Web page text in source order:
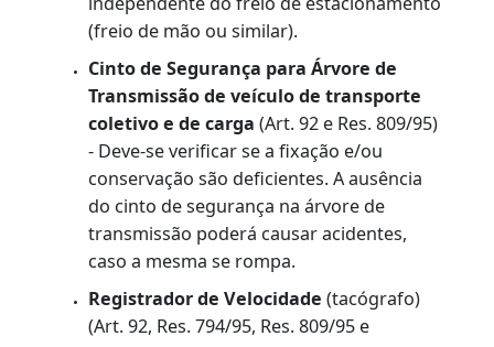
do circuito elétrico do veículo(triângulo
de segurança) (Art. 92, Res. 604/82 e Res.
809/95) - Deve-se verificar a conservação
do equipamento. O triângulo de
segurança indica aos motoristas que há
um veículo parado e/ou avariado à frente.
A figura geométrica triangular, por
convenção internacional, é empregada
como sinal de perigo para o trânsito
viário;
Extintor de Incêndio (Res. 223/07, Res.